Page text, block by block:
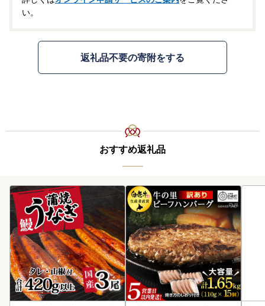
い。
返礼品不要の寄附をする
おすすめ返礼品